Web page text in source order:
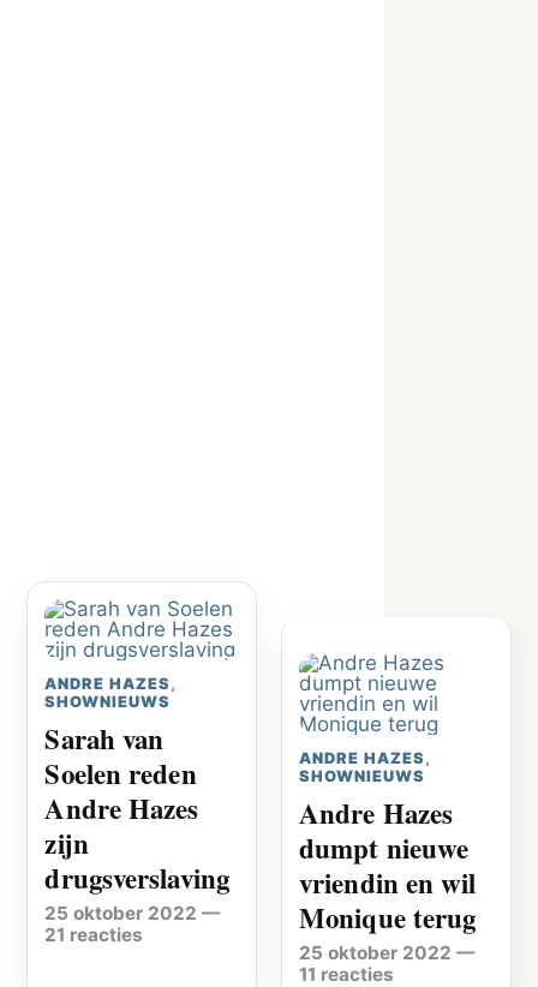
ANDRE HAZES ,
SHOWNIEUWS
Sarah van
Soelen reden
Andre Hazes
zijn
drugsverslaving
25 oktober 2022 —
21 reacties
ANDRE HAZES ,
SHOWNIEUWS
Andre Hazes
dumpt nieuwe
vriendin en wil
Monique terug
25 oktober 2022 —
11 reacties